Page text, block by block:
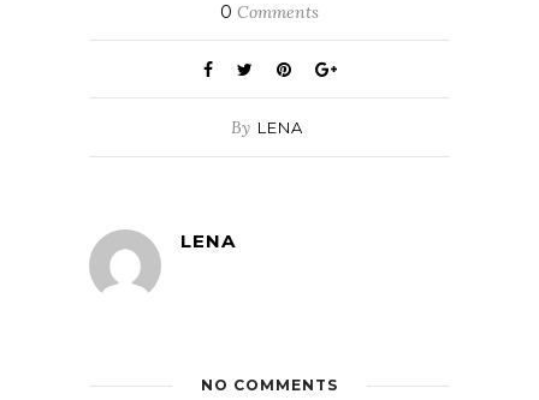
0 Comments
By LENA
LENA
NO COMMENTS